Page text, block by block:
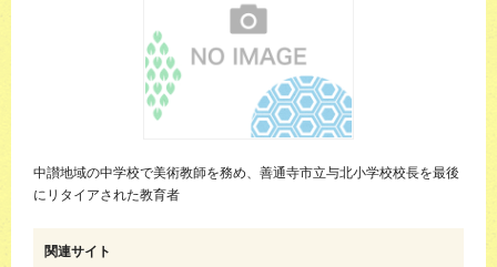
中讃地域の中学校で美術教師を務め、善通寺市立与北小学校校長を最後
にリタイアされた教育者
関連サイト